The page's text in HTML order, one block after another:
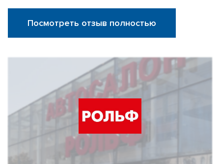
Посмотреть отзыв полностью